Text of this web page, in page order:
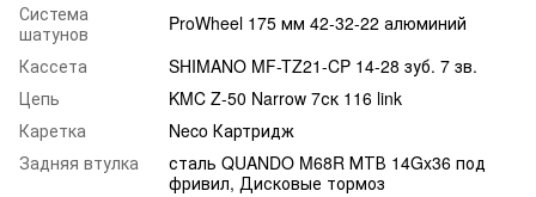
Система
шатунов
ProWheel 175 мм 42-32-22 алюминий
Кассета
SHIMANO MF-TZ21-CP 14-28 зуб. 7 зв.
Цепь
KMC Z-50 Narrow 7ск 116 link
Каретка
Neco Картридж
Задняя втулка
сталь QUANDO M68R МТВ 14Gx36 под
фривил, Дисковые тормоз